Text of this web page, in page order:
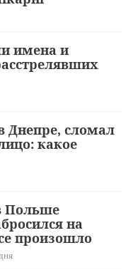
имена и
Днепре, сломал
какое
Польше
на
произошло